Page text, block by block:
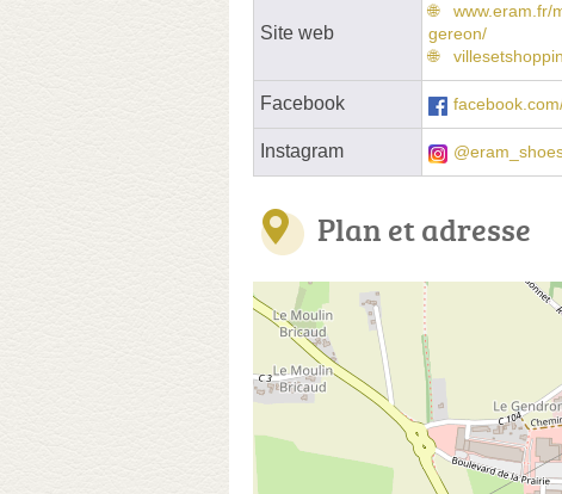
Site web
www.eram.fr/
gereon/
Facebook
Instagram
Plan et adresse